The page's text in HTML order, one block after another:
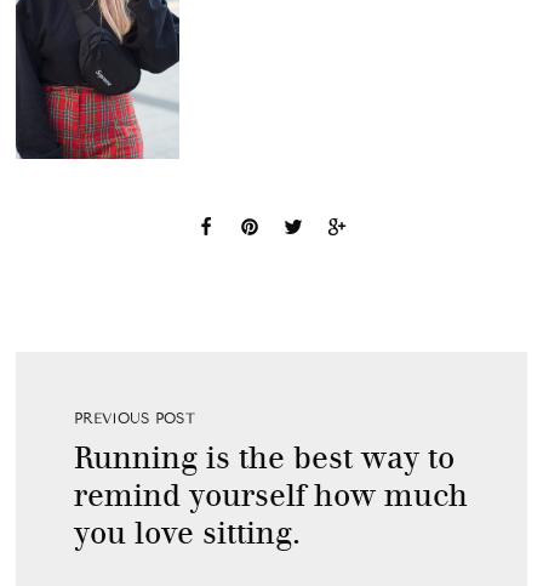
PREVIOUS POST
Running is the best way to
remind yourself how much
you love sitting.